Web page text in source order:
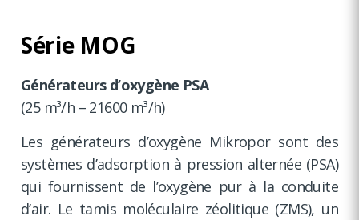
Série MOG
Générateurs d’oxygène PSA
(25 m³/h – 21600 m³/h)
Les générateurs d’oxygène Mikropor sont des
systèmes d’adsorption à pression alternée (PSA)
qui fournissent de l’oxygène pur à la conduite
d’air. Le tamis moléculaire zéolitique (ZMS), un